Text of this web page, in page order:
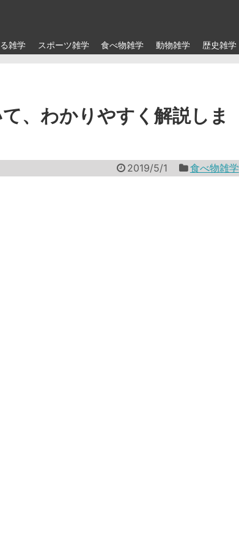
雑学 スポーツ雑学 食べ物雑学 動物雑学 歴史雑学
、わかりやすく解説しま
2019/5/1 食べ物雑学